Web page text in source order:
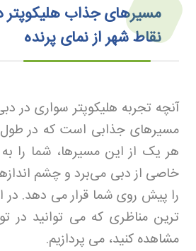
مسیرهای جذاب هلیکوپتر
نقاط شهر از نمای پرنده
آنچه تجربه هلیکوپتر سواری در
مسیرهای جذابی است که در
هر یک از این مسیرها، شما را
خاصی از دبی می‌برد و چشم‌
را پیش روی شما قرار می‌ دهد. در
ترین مناظری که می‌ توانید در
مشاهده کنید، می‌ پردازیم.